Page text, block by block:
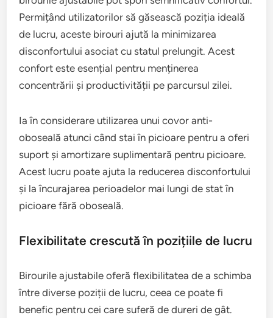
Permițând utilizatorilor să găsească poziția ideală
de lucru, aceste birouri ajută la minimizarea
disconfortului asociat cu statul prelungit. Acest
confort este esențial pentru menținerea
concentrării și productivității pe parcursul zilei.
Ia în considerare utilizarea unui covor anti-
oboseală atunci când stai în picioare pentru a oferi
suport și amortizare suplimentară pentru picioare.
Acest lucru poate ajuta la reducerea disconfortului
și la încurajarea perioadelor mai lungi de stat în
picioare fără oboseală.
Flexibilitate crescută în pozițiile de lucru
Birourile ajustabile oferă flexibilitatea de a schimba
între diverse poziții de lucru, ceea ce poate fi
benefic pentru cei care suferă de dureri de gât.